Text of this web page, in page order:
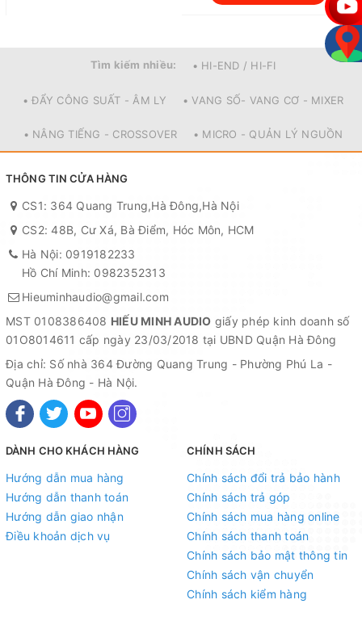
Tìm kiếm nhiều: • HI-END / HI-FI
• ĐẨY CÔNG SUẤT - ÂM LY • VANG SỐ- VANG CƠ - MIXER
• NÂNG TIẾNG - CROSSOVER • MICRO - QUẢN LÝ NGUỒN
THÔNG TIN CỬA HÀNG
CS1: 364 Quang Trung,Hà Đông,Hà Nội
CS2: 48B, Cư Xá, Bà Điểm, Hóc Môn, HCM
Hà Nội: 0919182233
Hồ Chí Minh: 0982352313
Hieuminhaudio@gmail.com
MST 0108386408 HIẾU MINH AUDIO giấy phép kinh doanh số
01O8014611 cấp ngày 23/03/2018 tại UBND Quận Hà Đông
Địa chỉ: Số nhà 364 Đường Quang Trung - Phường Phú La -
Quận Hà Đông - Hà Nội.
DÀNH CHO KHÁCH HÀNG
Hướng dẫn mua hàng
Hướng dẫn thanh toán
Hướng dẫn giao nhận
Điều khoản dịch vụ
CHÍNH SÁCH
Chính sách đổi trả bảo hành
Chính sách trả góp
Chính sách mua hàng online
Chính sách thanh toán
Chính sách bảo mật thông tin
Chính sách vận chuyển
Chính sách kiểm hàng